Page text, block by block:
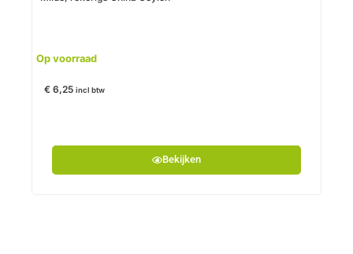
Op voorraad
€ 6,25 incl btw
Bekijken